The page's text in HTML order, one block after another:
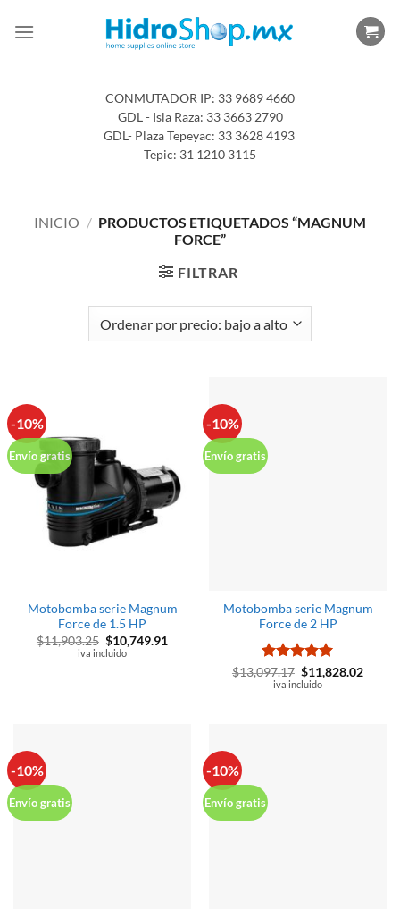
CONMUTADOR IP: 33 9689 4660
GDL - Isla Raza: 33 3663 2790
GDL- Plaza Tepeyac: 33 3628 4193
Tepic: 31 1210 3115
INICIO / PRODUCTOS ETIQUETADOS “MAGNUM
FORCE”
FILTRAR
-10%
Envío gratis
Motobomba serie Magnum
Force de 1.5 HP
$11,903.25 El
precio
$10,749.91
iva incluido
-10%
Envío gratis
Motobomba serie Magnum
Force de 2 HP
Valorado
con5de 5
$13,097.17 El
precio
$11,828.02El
iva incluido
-10%
Envío gratis
-10%
Envío gratis